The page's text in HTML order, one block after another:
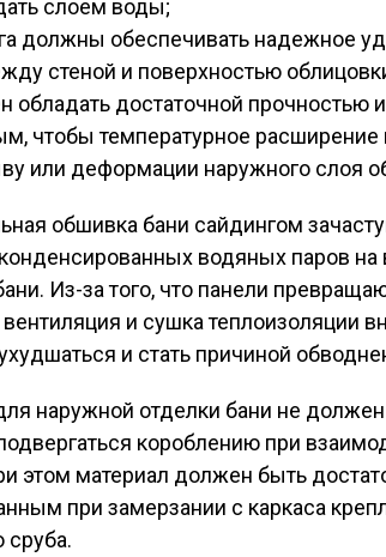
слоем воды;
должны обеспечивать надежное
стеной и поверхностью
обладать достаточной прочностью
чтобы температурное расширение
или деформации наружного слоя
обшивка бани сайдингом
водяных паров на
Из-за того, что панели
и сушка теплоизоляции
и стать причиной
наружной отделки бани не
короблению при
этом материал должен быть
при замерзании с каркаса
сруба.